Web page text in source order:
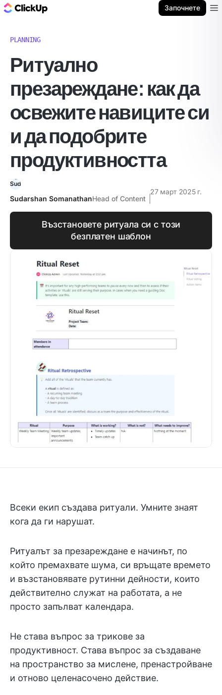
Започнете
PLANNING
Ритуално
презареждане: как да
освежите навиците си
и да подобрите
продуктивността
Sudarshan SomanathanHead of Content
27 март 2025 г.
Възстановете ритуала си с този
безплатен шаблон
Всеки екип създава ритуали. Умните знаят
кога да ги нарушат.
Ритуалът за презареждане е начинът, по
който премахвате шума, си връщате времето
и възстановявате рутинни дейности, които
действително служат на работата, а не
просто запълват календара.
Не става въпрос за трикове за
продуктивност. Става въпрос за създаване
на пространство за мислене, пренастройване
и отново целенасочено действие.